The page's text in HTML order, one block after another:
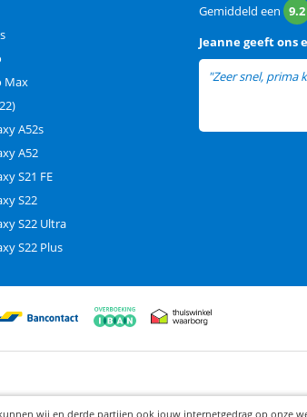
Max
A52s
A52
S21 FE
S22
S22 Ultra
S22 Plus
Gemiddeld een 9.2
Jeannegeeft ons
"Zeer snel, prima
wij en derde partijen ook jouw internetgedrag op onze